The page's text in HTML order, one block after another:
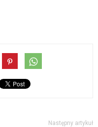
Następny artykuł